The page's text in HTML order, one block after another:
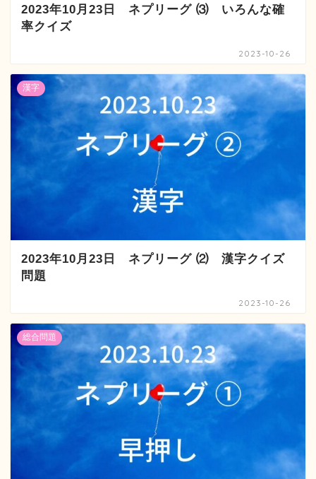
2023年10月23日 ネプリーグ ⑶ いろんな確
率クイズ
2023-10-26
漢字
2023年10月23日 ネプリーグ ⑵ 漢字クイズ
問題
2023-10-26
総合問題